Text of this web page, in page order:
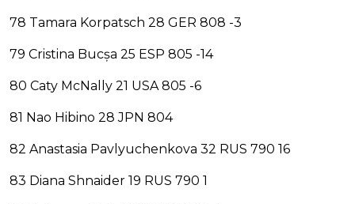
78 Tamara Korpatsch 28 GER 808 -3
79 Cristina Bucșa 25 ESP 805 -14
80 Caty McNally 21 USA 805 -6
81 Nao Hibino 28 JPN 804
82 Anastasia Pavlyuchenkova 32 RUS 790 16
83 Diana Shnaider 19 RUS 790 1